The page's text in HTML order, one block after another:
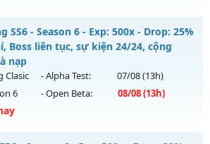
Full Trong Shop
NẠP - TẶNG SET 400 FULL THẦN+3M
- Mở máy chủ
08h ngày 06/08/2626
SS6 - Season 6 - Exp: 500x - Drop: 25%
Boss liên tục, sự kiện 24/24, cộng
nạp
Clasic - Alpha Test: 07/08(13h)
6 - Open Beta: 08/08(13h)
- Cày cuốc miễn phí, Boss liên tục,